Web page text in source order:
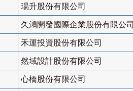
瑒升股份有限公司
久鴻開發國際企業股份有限公司
禾運投資股份有限公司
然域設計股份有限公司
心橋股份有限公司